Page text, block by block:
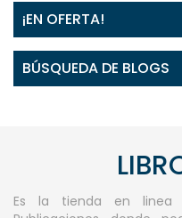
¡EN OFERTA!
BÚSQUEDA DE BLOGS
Es la tienda en linea